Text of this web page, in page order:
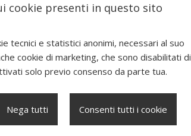
cookie presenti in questo sito
tecnici e statistici anonimi, necessari al suo
cookie di marketing, che sono disabilitati di
solo previo consenso da parte tua.
Nega tutti Consenti tutti i cookie